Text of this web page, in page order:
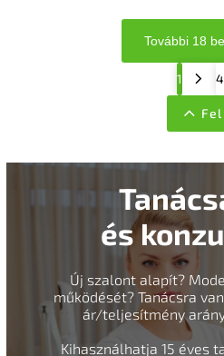
További 18
1
Fel
és
Új szalont alapít?
működését? Tanácsra
ár/teljesítmény
Kihasználhatja 15 éves